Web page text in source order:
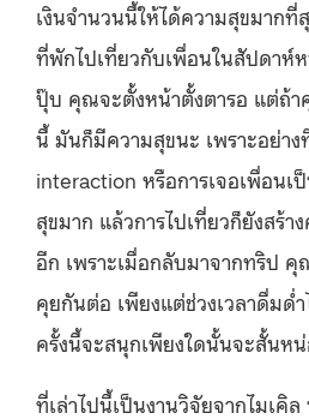
เงินจำนวนนี้ให้ได้ความสุขมากที่
ที่พักไปเที่ยวกับเพื่อนในสัปดาห์
ปุ๊บ คุณจะตั้งหน้าตั้งตารอ แต่ถ้า
นี้ มันก็มีความสุขนะ เพราะอย่า
interaction หรือการเจอเพื่อน
สุขมาก แล้วการไปเที่ยวก็ยังสร้า
อีก เพราะเมื่อกลับมาจากทริป
คุยกันต่อ เพียงแต่ช่วงเวลาดื่มด่
ครั้งนี้จะสนุกเพียงใดนั้นจะสั้นห
ที่เล่าไปนี้เป็นงานวิจัยจากไมเคิ